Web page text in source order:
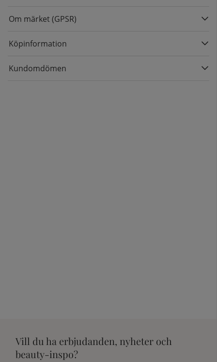
Om märket (GPSR)
Köpinformation
Kundomdömen
Vill du ha erbjudanden, nyheter och
beauty-inspo?